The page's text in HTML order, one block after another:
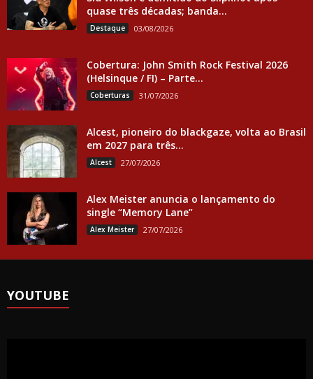
quase três décadas; banda...
Destaque 03/08/2026
Cobertura: John Smith Rock Festival 2026
(Helsinque / FI) – Parte...
Coberturas 31/07/2026
Alcest, pioneiro do blackgaze, volta ao Brasil
em 2027 para três...
Alcest 27/07/2026
Alex Meister anuncia o lançamento do
single “Memory Lane”
Alex Meister 27/07/2026
YOUTUBE